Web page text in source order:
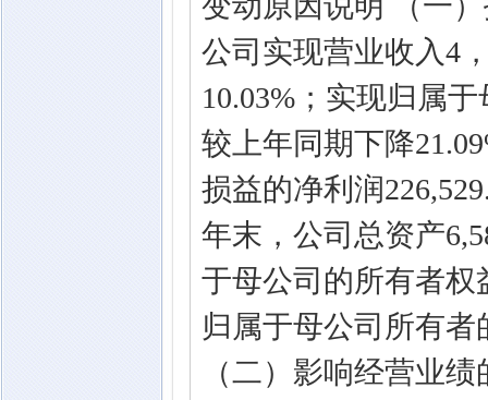
公司实现营业收入4
10.03%；实现归属
较上年同期下降
损益的净利润
年末，公司总资产
于母公司的所有者权
归属于母公司所有者
（二）影响经营业